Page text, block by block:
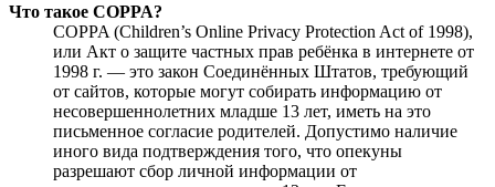
Что такое COPPA?
COPPA (Children’s Online Privacy Protection Act of 1998),
или Акт о защите частных прав ребёнка в интернете от
1998 г. — это закон Соединённых Штатов, требующий
от сайтов, которые могут собирать информацию от
несовершеннолетних младше 13 лет, иметь на это
письменное согласие родителей. Допустимо наличие
иного вида подтверждения того, что опекуны
разрешают сбор личной информации от